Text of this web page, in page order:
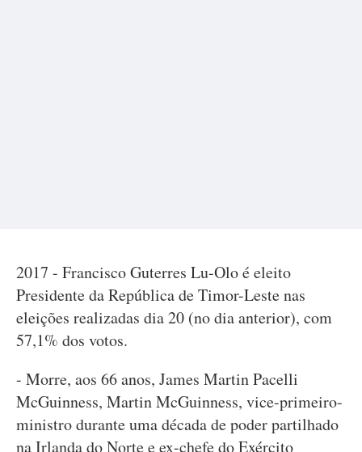
2017 - Francisco Guterres Lu-Olo é eleito
Presidente da República de Timor-Leste nas
eleições realizadas dia 20 (no dia anterior), com
57,1% dos votos.
- Morre, aos 66 anos, James Martin Pacelli
McGuinness, Martin McGuinness, vice-primeiro-
ministro durante uma década de poder partilhado
na Irlanda do Norte e ex-chefe do Exército